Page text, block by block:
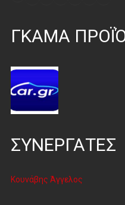
ΓΚΑΜΑ
ΣΥΝΕΡΓΑΤΕΣ
Κουνάβης Άγγελος